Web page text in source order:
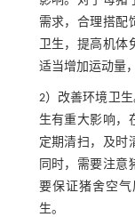
需求，合理搭配
卫生，提高机体
适当增加运动量
2）改善环境卫
生有重大影响，
定期清扫，及时
同时，需要注意
要保证猪舍空
生。